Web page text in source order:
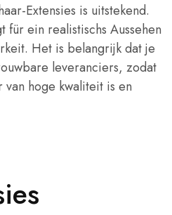
Extensies is uitstekend.
ein realistischs Aussehen
Het is belangrijk dat je
leveranciers, zodat
hoge kwaliteit is en